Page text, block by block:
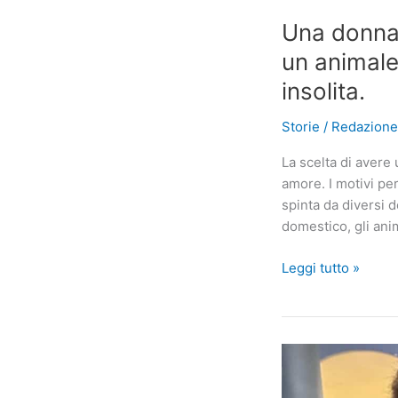
Una
un
insolita.
Storie / Redazione
La scelta di
amore. I motivi
spinta da diversi
domestico, gli
Una
accogliere
Leggi tutto »